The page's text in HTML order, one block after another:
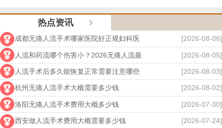
热点资讯
成都无痛人流手术哪家医院好正规妇科医 [2026-08-06]
人流和药流哪个伤害小？2026无痛人流最 [2026-08-05]
人流手术后多久能恢复正常需要注意哪些 [2026-08-03]
杭州无痛人流手术大概需要多少钱 [2026-08-02]
洛阳无痛人流手术费用大概多少钱 [2026-07-30]
西安做人流手术费用大概需要多少钱 [2026-07-24]